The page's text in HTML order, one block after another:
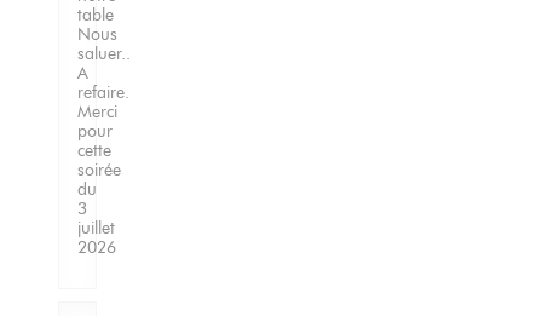
table
Nous
saluer..
A
refaire.
Merci
pour
cette
soirée
du
3
juillet
2026